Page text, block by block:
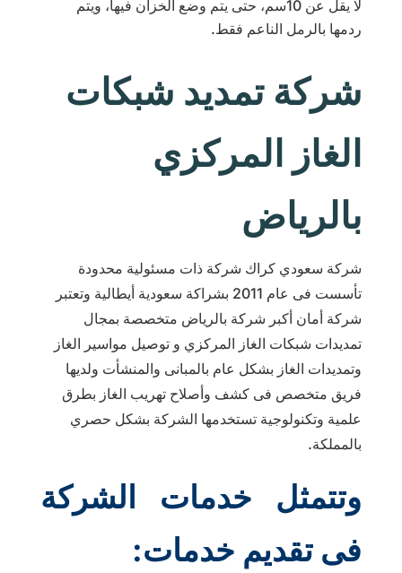
لا يقل عن 10سم، حتى يتم وضع الخزان فيها، ويتم
ردمها بالرمل الناعم فقط.
شركة تمديد شبكات
الغاز المركزي
بالرياض
شركة سعودي كراك شركة ذات مسئولية محدودة
تأسست فى عام 2011 بشراكة سعودية أيطالية وتعتبر
شركة أمان أكبر شركة بالرياض متخصصة بمجال
تمديدات شبكات الغاز المركزي و توصيل مواسير الغاز
وتمديدات الغاز بشكل عام بالمبانى والمنشأت ولديها
فريق متخصص فى كشف وأصلاح تهريب الغاز بطرق
علمية وتكنولوجية تستخدمها الشركة بشكل حصري
بالمملكة.
وتتمثل خدمات الشركة
فى تقديم خدمات: